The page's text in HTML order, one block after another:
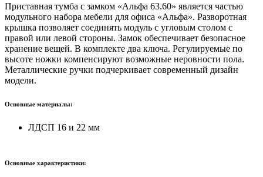
Приставная тумба с замком «Альфа 63.60» является частью
модульного набора мебели для офиса «Альфа». Разворотная
крышка позволяет соединять модуль с угловым столом с
правой или левой стороны. Замок обеспечивает безопасное
хранение вещей. В комплекте два ключа. Регулируемые по
высоте ножки компенсируют возможные неровности пола.
Металлические ручки подчеркивает современный дизайн
модели.
Основные материалы:
ЛДСП 16 и 22 мм
Основные характеристики: